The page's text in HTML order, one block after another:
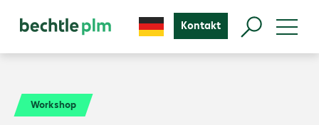
Kontakt
Workshop